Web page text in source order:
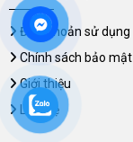
Điều khoản sử dụng
Chính sách bảo mật
Giới thiệu
Liên hệ